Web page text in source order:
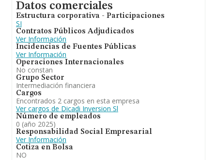
Datos comerciales
Estructura corporativa - Participaciones
SI
Contratos Públicos Adjudicados
Ver Información
Incidencias de Fuentes Públicas
Ver Información
Operaciones Internacionales
No constan
Grupo Sector
Intermediación financiera
Cargos
Encontrados 2 cargos en esta empresa
Ver cargos de Dicadi Inversion Sl
Número de empleados
0 (año 2025)
Responsabilidad Social Empresarial
Ver Información
Cotiza en Bolsa
NO